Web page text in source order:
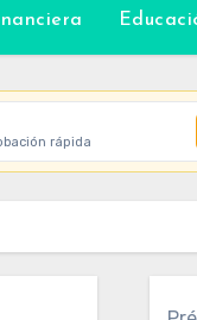
rápida